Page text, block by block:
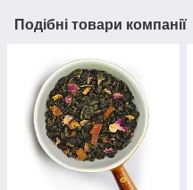
Подібні товари компанії